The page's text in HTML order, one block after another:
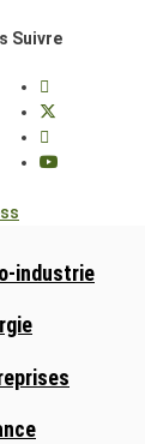
Suivre
industrie